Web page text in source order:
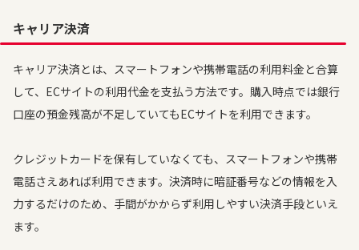
キャリア決済
キャリア決済とは、スマートフォンや携帯電話の利用料金と合算
して、ECサイトの利用代金を支払う方法です。購入時点では銀行
口座の預金残高が不足していてもECサイトを利用できます。
クレジットカードを保有していなくても、スマートフォンや携帯
電話さえあれば利用できます。決済時に暗証番号などの情報を入
力するだけのため、手間がかからず利用しやすい決済手段といえ
ます。